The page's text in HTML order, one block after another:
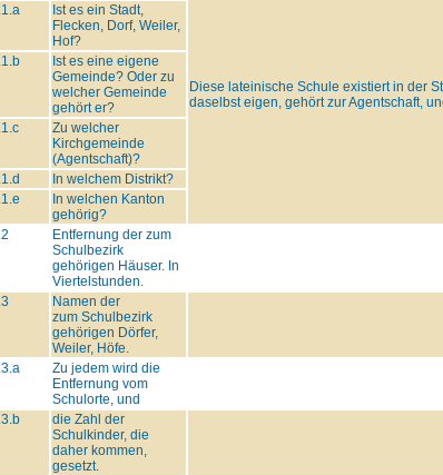
Diese lateinische Schule existiert in der
daselbst eigen, gehört zur Agentschaft,
Ist es ein Stadt,
Flecken, Dorf, Weiler,
Hof?
Ist es eine eigene
Gemeinde? Oder zu
welcher Gemeinde
gehört er?
Zu welcher
Kirchgemeinde
(Agentschaft)?
In welchem Distrikt?
In welchen Kanton
gehörig?
Entfernung der zum
Schulbezirk
gehörigen Häuser. In
Viertelstunden.
Namen der
zum Schulbezirk
gehörigen Dörfer,
Weiler, Höfe.
Zu jedem wird die
Entfernung vom
Schulorte, und
die Zahl der
Schulkinder, die
daher kommen,
gesetzt.